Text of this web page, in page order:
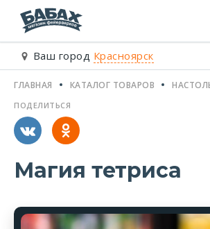
Ваш город Красноярск
ГЛАВНАЯ КАТАЛОГ ТОВАРОВ
Магия тетриса
ПОДЕЛИТЬСЯ